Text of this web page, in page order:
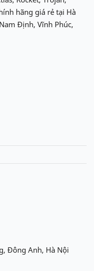
hãng giá rẻ tại Hà
Định, Vĩnh Phúc,
Đông Anh, Hà Nội